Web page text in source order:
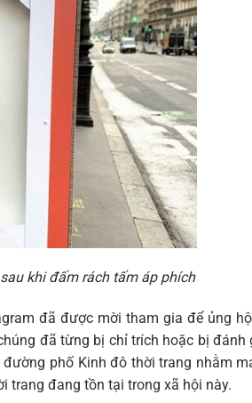
khi đấm rách tấm áp phích
đã được mời tham gia để ủng
đã từng bị chỉ trích hoặc bị đánh
phố Kinh đô thời trang nhằm
trang đang tồn tại trong xã hội này.